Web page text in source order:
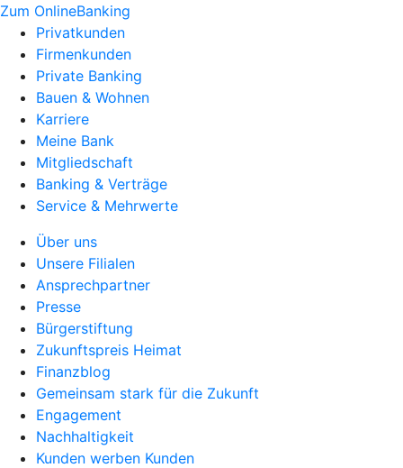
Zum OnlineBanking
Privatkunden
Firmenkunden
Private Banking
Bauen & Wohnen
Karriere
Meine Bank
Mitgliedschaft
Banking & Verträge
Service & Mehrwerte
Über uns
Unsere Filialen
Ansprechpartner
Presse
Bürgerstiftung
Zukunftspreis Heimat
Finanzblog
Gemeinsam stark für die Zukunft
Engagement
Nachhaltigkeit
Kunden werben Kunden